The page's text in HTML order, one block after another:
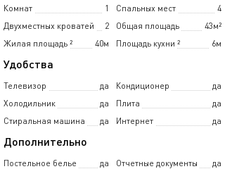
Комнат 1 Спальных мест
4
Двухместных кроватей
2 Общая площадь
43м²
Жилая площадь
40м
² Площадь кухни 6м
²
Удобства
Телевизор да Кондиционер
да
Холодильник
да Плита
да
Стиральная машина
да Интернет да
Дополнительно
Постельное белье да Отчетные документы
да